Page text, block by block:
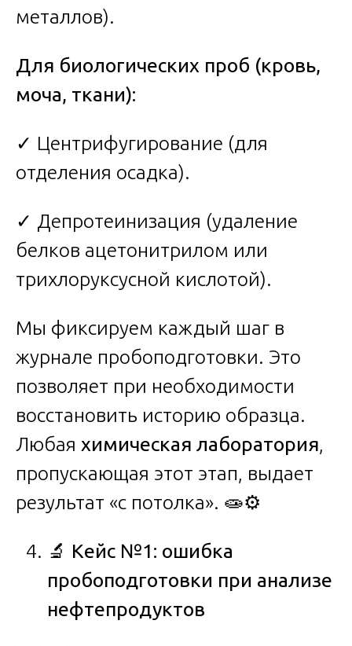
металлов).
Для биологических проб (кровь,
моча, ткани):
✓ Центрифугирование (для
отделения осадка).
✓ Депротеинизация (удаление
белков ацетонитрилом или
трихлоруксусной кислотой).
Мы фиксируем каждый шаг в
журнале пробоподготовки. Это
позволяет при необходимости
восстановить историю образца.
Любая химическая лаборатория,
пропускающая этот этап, выдает
результат «с потолка». 🧫⚙️
🔬 Кейс №1: ошибка
пробоподготовки при анализе
нефтепродуктов